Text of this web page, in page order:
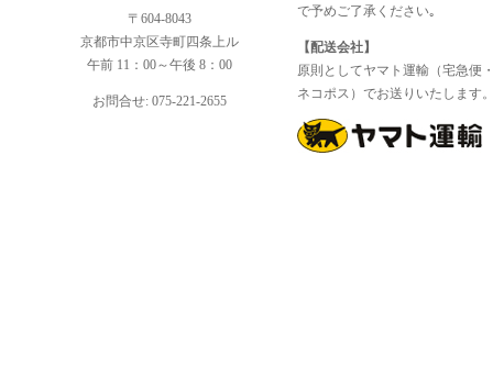
〒604-8043
京都市中京区寺町四条上ル
午前 11：00～午後 8：00
お問合せ: 075-221-2655
で予めご了承ください｡
【配送会社】
原則としてヤマト運輸（宅急便
ネコポス）でお送りいたします